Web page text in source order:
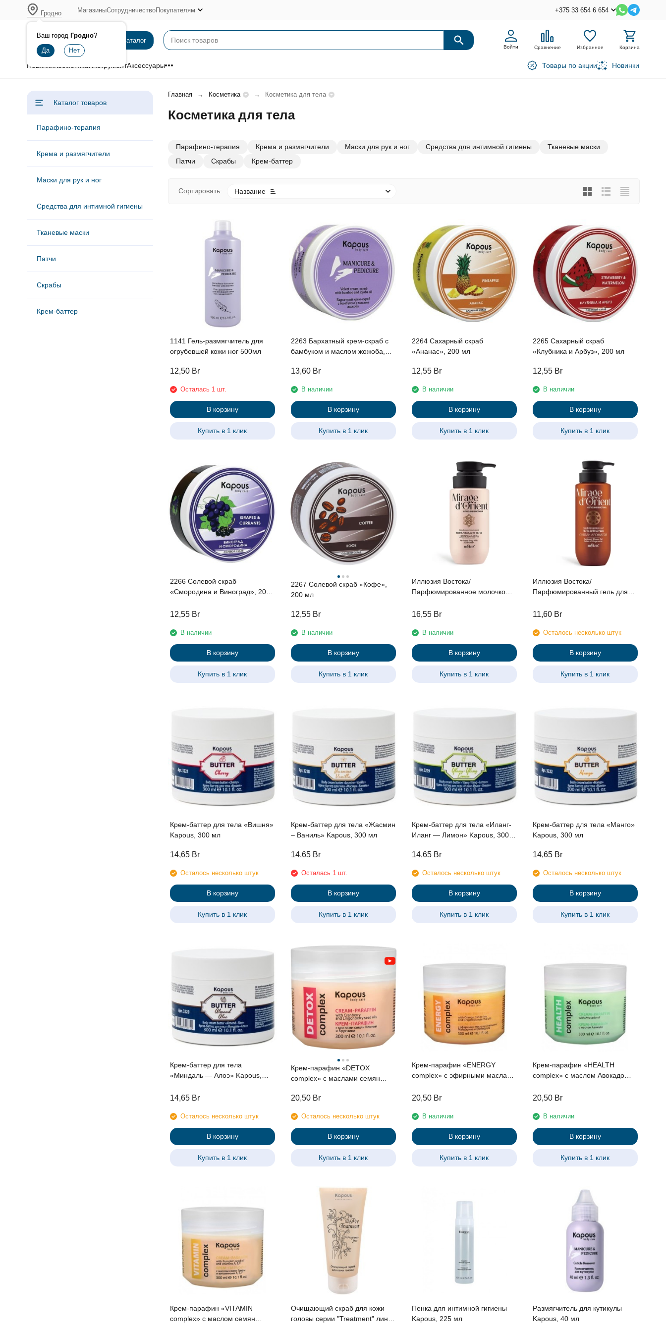
Гродно
Ваш город Гродно?
МагазиныСотрудничествоПокупателям +375 33 654 6 654
Каталог
Войти Сравнение Избранное Корзина
НовинкиКосметикаИнструментАксессуары Товары по акции Новинки
Главная Косметика Косметика для тела
Косметика для тела
Парафино-терапия Крема и размягчители Маски для рук и ног Средства для интимной гигиены
Тканевые маски
Патчи
Скрабы Крем-баттер
Сортировать: Название
1141 Гель-размягчитель для
огрубевшей кожи ног 500мл
12,50 Br
Осталась 1 шт.
В корзину
Купить в 1 клик
2263 Бархатный крем-скраб с
бамбуком и маслом жожоба,
13,60 Br
В наличии
В корзину
Купить в 1 клик
2264 Сахарный скраб
«Ананас», 200 мл
12,55 Br
В наличии
В корзину
Купить в 1 клик
2265 Сахарный скраб
«Клубника и Арбуз», 200 мл
12,55 Br
В наличии
В корзину
Купить в 1 клик
2266 Солевой скраб
«Смородина и Виноград», 200
12,55 Br
В наличии
В корзину
Купить в 1 клик
2267 Солевой скраб «Кофе»,
200 мл
12,55 Br
В наличии
В корзину
Купить в 1 клик
Иллюзия Востока/
Парфюмированное молочко
240мл
16,55 Br
В наличии
В корзину
Купить в 1 клик
Иллюзия Востока/
Парфюмированный гель для
400мл
11,60 Br
Осталось несколько штук
В корзину
Купить в 1 клик
Крем-баттер для тела «Вишня»
Kapous, 300 мл
14,65 Br
Осталось несколько штук
В корзину
Купить в 1 клик
Крем-баттер для тела «Жасмин
– Ваниль» Kapous, 300 мл
14,65 Br
Осталась 1 шт.
В корзину
Купить в 1 клик
Крем-баттер для тела «Иланг-
Иланг — Лимон» Kapous, 300
14,65 Br
Осталось несколько штук
В корзину
Купить в 1 клик
Крем-баттер для тела «Манго»
Kapous, 300 мл
14,65 Br
Осталось несколько штук
В корзину
Купить в 1 клик
Крем-баттер для тела
«Миндаль — Алоэ» Kapous,
14,65 Br
Осталось несколько штук
В корзину
Купить в 1 клик
Крем-парафин «DETOX
complex» с маслами семян
мл
20,50 Br
Осталось несколько штук
В корзину
Купить в 1 клик
Крем-парафин «ENERGY
complex» с эфирными маслами
Грейпфрута Kapous, 300 мл
20,50 Br
В наличии
В корзину
Купить в 1 клик
Крем-парафин «HEALTH
complex» с маслом Авокадо
20,50 Br
В наличии
В корзину
Купить в 1 клик
Крем-парафин «VITAMIN
complex» с маслом семян
Очищающий скраб для кожи
головы серии "Treatment" линии
Пенка для интимной гигиены
Kapous, 225 мл
Размягчитель для кутикулы
Kapous, 40 мл
Каталог товаров
Парафино-терапия
Крема и размягчители
Маски для рук и ног
Средства для интимной гигиены
Тканевые маски
Патчи
Скрабы
Крем-баттер